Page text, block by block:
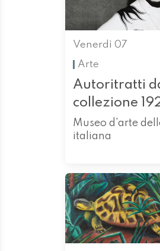
Venerdì 07
Arte
Autoritratti
collezione
Museo d'arte
italiana